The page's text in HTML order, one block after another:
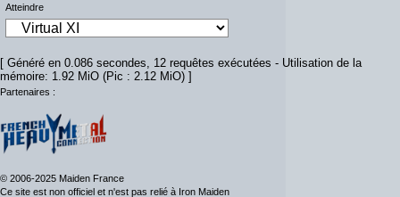
Atteindre
[ Généré en 0.086 secondes, 12 requêtes exécutées - Utilisation de la
mémoire: 1.92 MiO (Pic : 2.12 MiO) ]
Partenaires :
© 2006-2025 Maiden France
Ce site est non officiel et n'est pas relié à Iron Maiden